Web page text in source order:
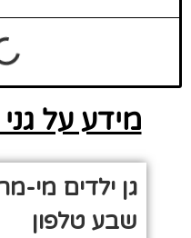
מידע על
גן ילדים מי-
שבע טלפון